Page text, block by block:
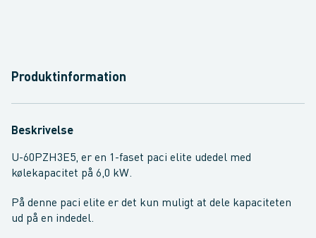
Produktinformation
Beskrivelse
U-60PZH3E5, er en 1-faset paci elite udedel med
kølekapacitet på 6,0 kW.
På denne paci elite er det kun muligt at dele kapaciteten
ud på en indedel.